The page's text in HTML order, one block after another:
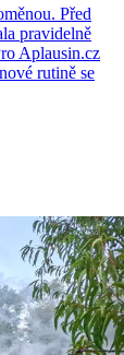
Před
pravidelně
Aplausin.cz
rutině se